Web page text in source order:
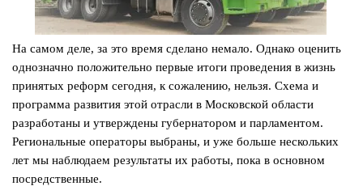
На самом деле, за это время сделано немало. Однако оценить
однозначно положительно первые итоги проведения в жизнь
принятых реформ сегодня, к сожалению, нельзя. Схема и
программа развития этой отрасли в Московской области
разработаны и утверждены губернатором и парламентом.
Региональные операторы выбраны, и уже больше нескольких
лет мы наблюдаем результаты их работы, пока в основном
посредственные.